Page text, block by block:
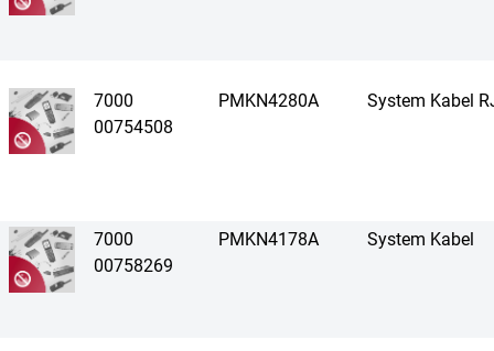
7000
00754508
PMKN4280A System Kabel
7000
00758269
PMKN4178A System Kabel